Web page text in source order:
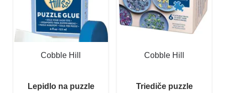
Cobble Hill
Lepidlo na puzzle
Cobble Hill
Triediče puzzle